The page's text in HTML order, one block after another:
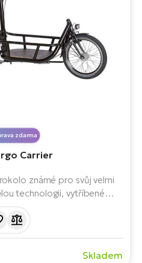
zdarma
Carrier
známé pro svůj velmi
technologii, vytříbené
druhy přepravy.
Skladem